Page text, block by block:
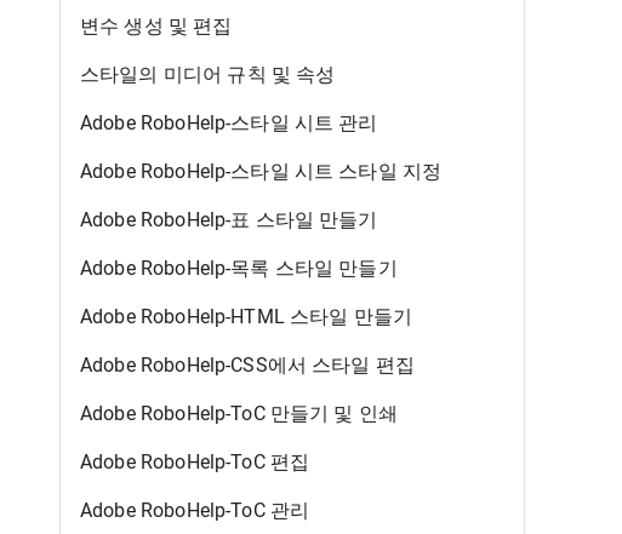
변수 생성 및 편집
스타일의 미디어 규칙 및 속성
Adobe RoboHelp-스타일 시트 관리
Adobe RoboHelp-스타일 시트 스타일 지정
Adobe RoboHelp-표 스타일 만들기
Adobe RoboHelp-목록 스타일 만들기
Adobe RoboHelp-HTML 스타일 만들기
Adobe RoboHelp-CSS에서 스타일 편집
Adobe RoboHelp-ToC 만들기 및 인쇄
Adobe RoboHelp-ToC 편집
Adobe RoboHelp-ToC 관리